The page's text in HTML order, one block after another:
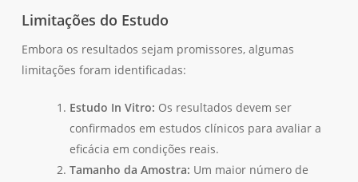
Limitações do Estudo
Embora os resultados sejam promissores, algumas
limitações foram identificadas:
Estudo In Vitro: Os resultados devem ser
confirmados em estudos clínicos para avaliar a
eficácia em condições reais.
Tamanho da Amostra: Um maior número de